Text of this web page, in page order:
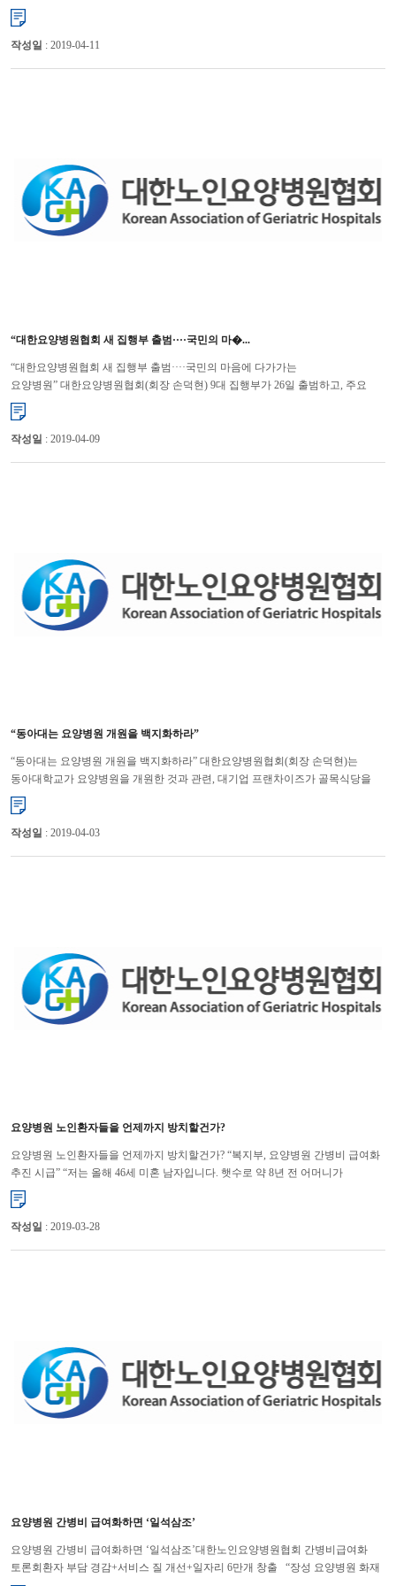
벌어진 것으로 잘못 기사화되는 사례가 끊이지 않으면서 요양병...
작성일 : 2019-04-11
“대한요양병원협회 새 집행부 출범····국민의 마�...
“대한요양병원협회 새 집행부 출범····국민의 마음에 다가가는
요양병원” 대한요양병원협회(회장 손덕현) 9대 집행부가 26일 출범하고, 주요
임원진들의 구성을 완료했다. 9대 집행부가 내건 비전은 “국민의 마음에 다�...
작성일 : 2019-04-09
“동아대는 요양병원 개원을 백지화하라”
“동아대는 요양병원 개원을 백지화하라” 대한요양병원협회(회장 손덕현)는
동아대학교가 요양병원을 개원한 것과 관련, 대기업 프랜차이즈가 골목식당을
침범하는 식의 의료질서 파괴행위를 중단하라고 촉구하고 나섰...
작성일 : 2019-04-03
요양병원 노인환자들을 언제까지 방치할건가?
요양병원 노인환자들을 언제까지 방치할건가? “복지부, 요양병원 간병비 급여화
추진 시급” “저는 올해 46세 미혼 남자입니다. 햇수로 약 8년 전 어머니가
뇌경색으로 쓰러지신 후 좌측 편마비 판정을 받으시고 현재...
작성일 : 2019-03-28
요양병원 간병비 급여화하면 ‘일석삼조’
요양병원 간병비 급여화하면 ‘일석삼조’대한노인요양병원협회 간병비급여화
토론회환자 부담 경감+서비스 질 개선+일자리 6만개 창출 “장성 요양병원 화재